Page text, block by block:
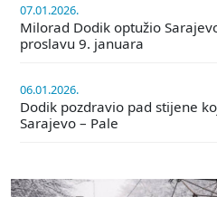
07.01.2026.
Milorad Dodik optužio
proslavu 9. januara
06.01.2026.
Dodik pozdravio pad stijene
Sarajevo – Pale